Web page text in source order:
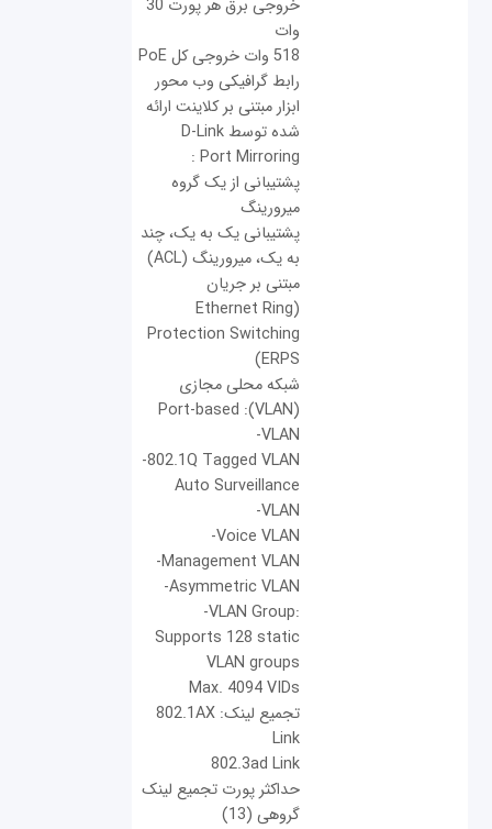
خروجی برق هر پورت 30
وات
518 وات خروجی کل PoE
رابط گرافیکی وب محور
ابزار مبتنی بر کلاینت ارائه
شده توسط D-Link
Port Mirroring :
پشتیبانی از یک گروه
میرورینگ
پشتیبانی یک به یک، چند
به یک، میرورینگ (ACL)
مبتنی بر جریان
(Ethernet Ring
Protection Switching
(ERPS
شبکه محلی مجازی
(VLAN): Port-based
VLAN-
802.1Q Tagged VLAN-
Auto Surveillance
VLAN-
Voice VLAN-
Management VLAN-
Asymmetric VLAN-
:VLAN Group-
Supports 128 static
VLAN groups
Max. 4094 VIDs
تجمیع لینک: 802.1AX
Link
802.3ad Link
حداکثر پورت تجمیع لینک
گروهی (13)